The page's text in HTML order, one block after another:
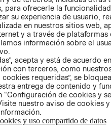
COOKIES
LIBRO DE
para ofrecerle la
su experiencia de usuario,
en nuestros sitios web,
y a través de plataformas
información sobre el
acepta y está de acuerdo
con terceros, como
requeridas”, se
entrega de contenido y
“Configuración de cookies y
nuestro aviso de cookies
y uso compartido de datos